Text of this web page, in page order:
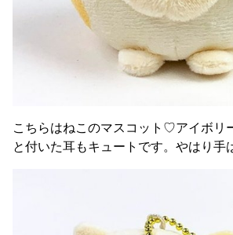
こちらはねこのマスコット♡アイボリ
と付いた耳もキュートです。やはり手